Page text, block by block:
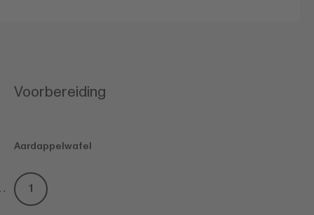
Voorbereiding
Aardappelwafel